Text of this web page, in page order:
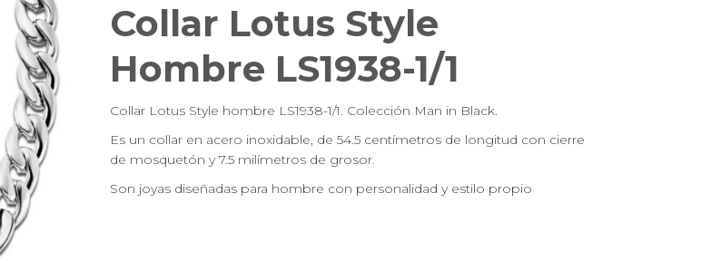
Collar Lotus Style
Hombre LS1938-1/1
Collar Lotus Style hombre LS1938-1/1. Colección Man in Black.
Es un collar en acero inoxidable, de 54.5 centímetros de longitud con cierre
de mosquetón y 7.5 milímetros de grosor.
Son joyas diseñadas para hombre con personalidad y estilo propio